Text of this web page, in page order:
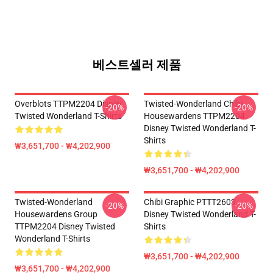
베스트셀러 제품
Overblots TTPM2204 Disney
Twisted Wonderland T-Shirts
₩3,651,700 - ₩4,202,900
-20%
Twisted-Wonderland Chibi
Housewardens TTPM2204
Disney Twisted Wonderland T-
Shirts
₩3,651,700 - ₩4,202,900
-20%
Twisted-Wonderland
Housewardens Group
TTPM2204 Disney Twisted
Wonderland T-Shirts
₩3,651,700 - ₩4,202,900
-20%
Chibi Graphic PTTT2603
Disney Twisted Wonderland T-
Shirts
₩3,651,700 - ₩4,202,900
-20%